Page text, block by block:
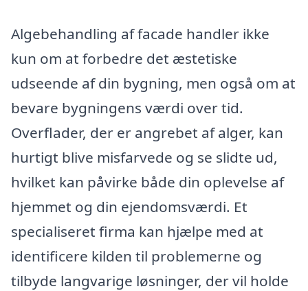
Algebehandling af facade handler ikke
kun om at forbedre det æstetiske
udseende af din bygning, men også om at
bevare bygningens værdi over tid.
Overflader, der er angrebet af alger, kan
hurtigt blive misfarvede og se slidte ud,
hvilket kan påvirke både din oplevelse af
hjemmet og din ejendomsværdi. Et
specialiseret firma kan hjælpe med at
identificere kilden til problemerne og
tilbyde langvarige løsninger, der vil holde